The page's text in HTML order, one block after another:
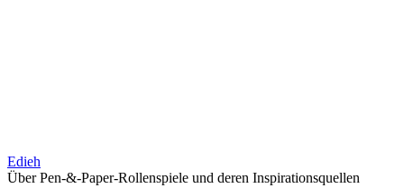
Edieh
Über Pen-&-Paper-Rollenspiele und deren Inspirationsquellen